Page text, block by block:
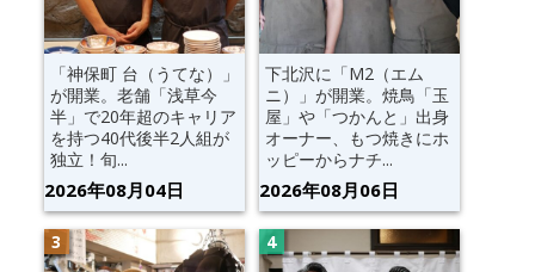
「神保町 台（うてな）」
が開業。老舗「浅草今
半」で20年超のキャリア
を持つ40代後半2人組が
独立！旬...
2026年08月04日
下北沢に「M2（エム
ニ）」が開業。焼鳥「玉
屋」や「つかんと」出身
オーナー、もつ焼きにホ
ッピーからナチ...
2026年08月06日